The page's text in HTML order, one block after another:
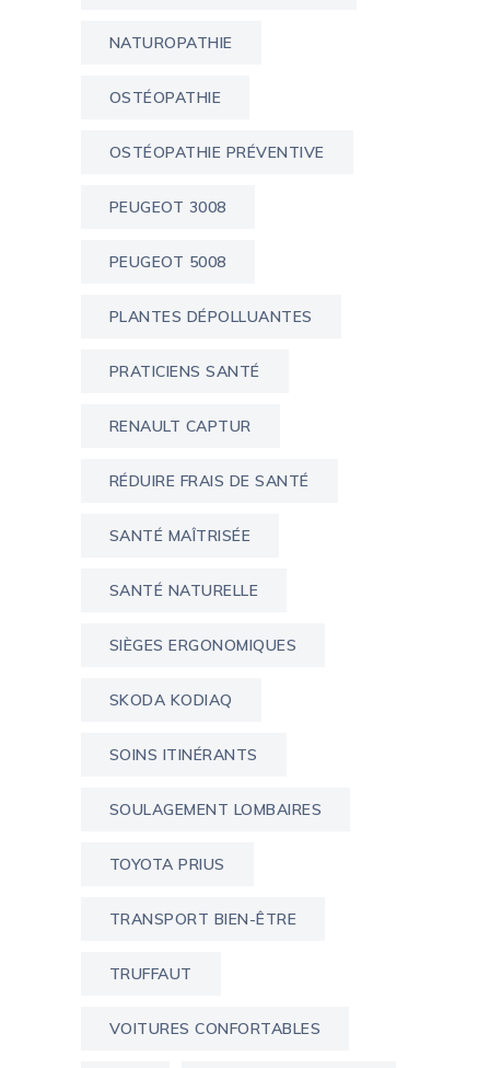
NATUROPATHIE
OSTÉOPATHIE
OSTÉOPATHIE PRÉVENTIVE
PEUGEOT 3008
PEUGEOT 5008
PLANTES DÉPOLLUANTES
PRATICIENS SANTÉ
RENAULT CAPTUR
RÉDUIRE FRAIS DE SANTÉ
SANTÉ MAÎTRISÉE
SANTÉ NATURELLE
SIÈGES ERGONOMIQUES
SKODA KODIAQ
SOINS ITINÉRANTS
SOULAGEMENT LOMBAIRES
TOYOTA PRIUS
TRANSPORT BIEN-ÊTRE
TRUFFAUT
VOITURES CONFORTABLES